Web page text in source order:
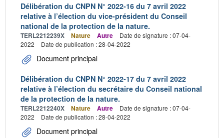
Délibération du CNPN N° 2022-16 du 7 avril 2022
relative à l’élection du vice-président du Conseil
national de la protection de la nature.
TERL2212239X Nature Autre
Date de signature : 07-04-
2022
Date de publication : 28-04-2022
Document principal
Délibération du CNPN N° 2022-17 du 7 avril 2022
relative à l’élection du secrétaire du Conseil national
de la protection de la nature.
TERL2212240X Nature Autre
Date de signature : 07-04-
2022
Date de publication : 28-04-2022
Document principal